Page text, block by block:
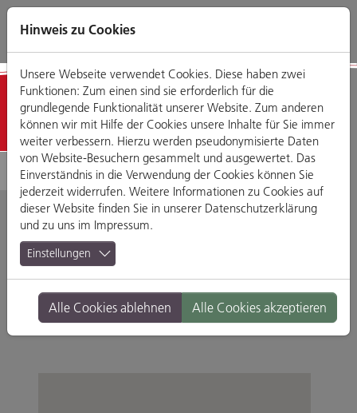
Direkt
zum
Zum
Hauptmenü
Zum
Footermenü
Zur
Website-
Mode & Accessoires
Tanja's Wäschestudio
Obermünster Strasse 13, 93047 Regensburg
Branche: Mode, Accessoires & Schmuck
Standort: Altstadt
Hinweis zu Cookies
Unsere Webseite verwendet Cookies. Diese haben zwei
Funktionen: Zum einen sind sie erforderlich für die
grundlegende Funktionalität unserer Website. Zum anderen
können wir mit Hilfe der Cookies unsere Inhalte für Sie immer
weiter verbessern. Hierzu werden pseudonymisierte Daten
von Website-Besuchern gesammelt und ausgewertet. Das
Einverständnis in die Verwendung der Cookies können Sie
jederzeit widerrufen. Weitere Informationen zu Cookies auf
dieser Website finden Sie in unserer Datenschutzerklärung
und zu uns im Impressum.
Einstellungen
Alle Cookies ablehnen Alle Cookies akzeptieren